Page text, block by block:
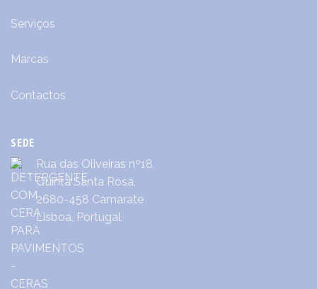
Serviços
Marcas
Contactos
SEDE
Rua das Oliveiras nº18,
Quinta Santa Rosa,
2680-458 Camarate
Lisboa, Portugal